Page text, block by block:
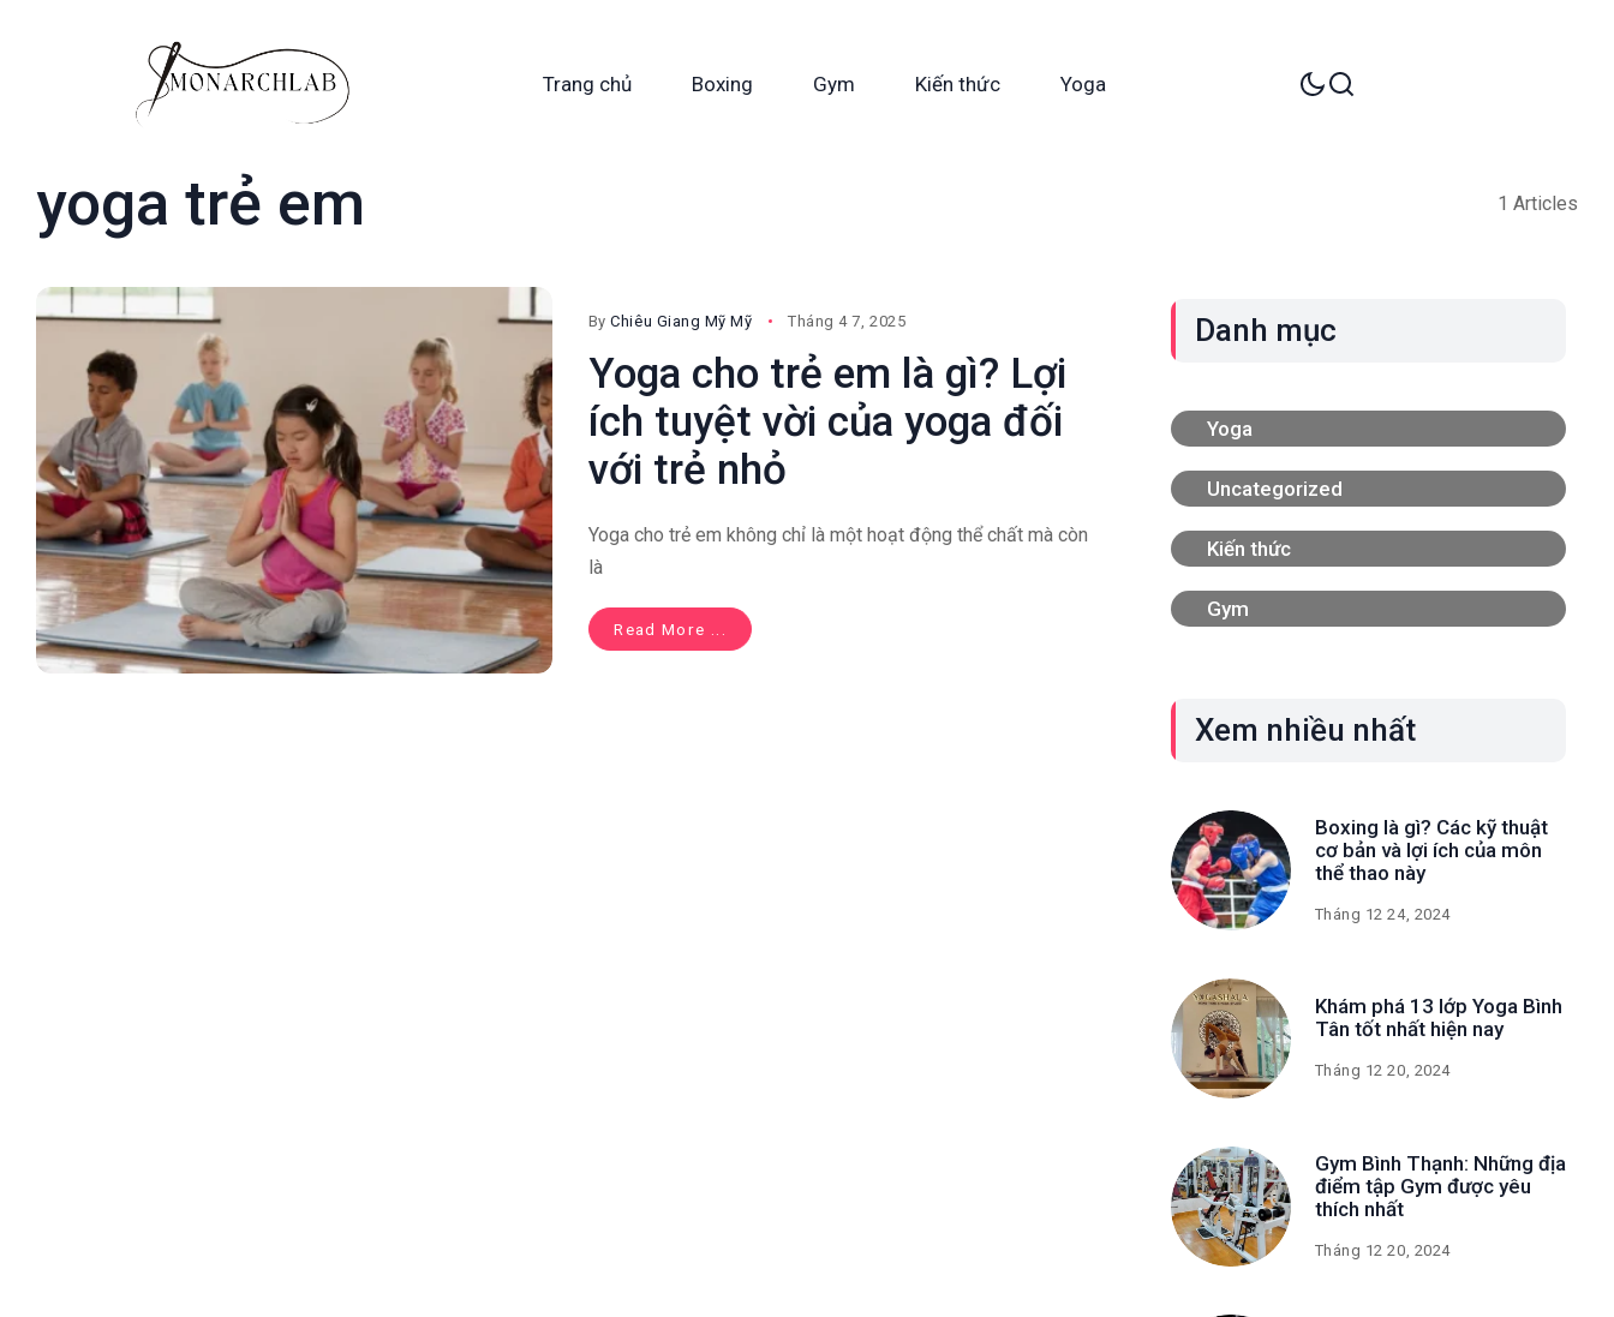
Trang chủ Boxing Gym Kiến thức Yoga
yoga trẻ em 1 Articles
ByChiêu Giang Mỹ Mỹ Tháng 4 7, 2025
Yoga cho trẻ em là gì? Lợi
ích tuyệt vời của yoga đối
với trẻ nhỏ
Yoga cho trẻ em không chỉ là một hoạt động thể chất mà còn
là
Read More ...
Danh mục
Yoga
Uncategorized
Kiến thức
Gym
Xem nhiều nhất
Boxing là gì? Các kỹ thuật
cơ bản và lợi ích của môn
thể thao này
Tháng 12 24, 2024
Khám phá 13 lớp Yoga Bình
Tân tốt nhất hiện nay
Tháng 12 20, 2024
Gym Bình Thạnh: Những địa
điểm tập Gym được yêu
thích nhất
Tháng 12 20, 2024